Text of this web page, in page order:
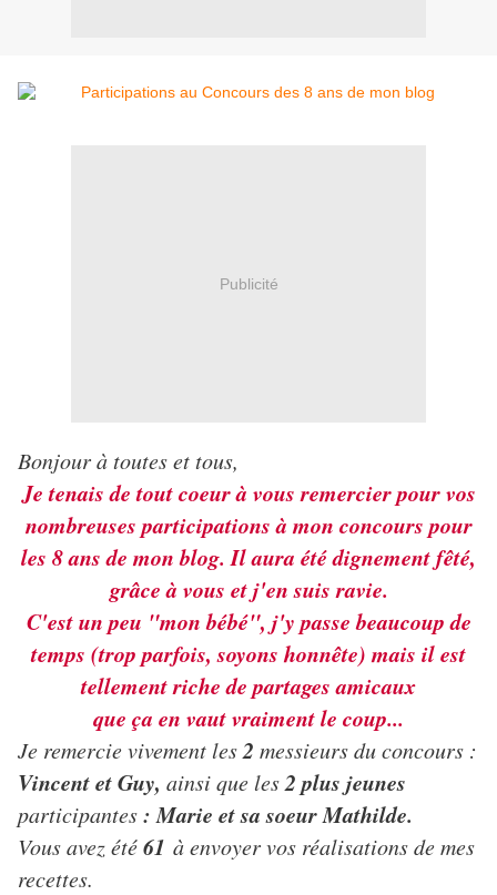
Publicité
Bonjour à toutes et tous,
Je tenais de tout coeur à vous remercier pour vos
nombreuses participations à mon concours pour
les 8 ans de mon blog. Il aura été dignement fêté,
grâce à vous et j'en suis ravie.
C'est un peu "mon bébé", j'y passe beaucoup de
temps (trop parfois, soyons honnête) mais il est
tellement riche de partages amicaux
que ça en vaut vraiment le coup...
Je remercie vivement les2 messieurs du concours :
Vincent et Guy, ainsi que les2 plus jeunes
participantes: Marie et sa soeur Mathilde.
Vous avez été61 à envoyer vos réalisations de mes
recettes.